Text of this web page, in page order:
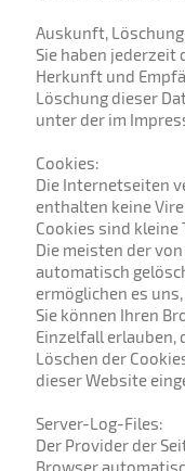
Auskunft,
Sie haben jederzeit
Herkunft und
Löschung dieser
unter der im
Cookies:
Die Internetseiten
enthalten keine
Cookies sind kleine
Die meisten der
automatisch
ermöglichen es
Sie können Ihren
Einzelfall erlauben,
Löschen der
dieser Website
Server-Log-Files:
Der Provider der
Browser